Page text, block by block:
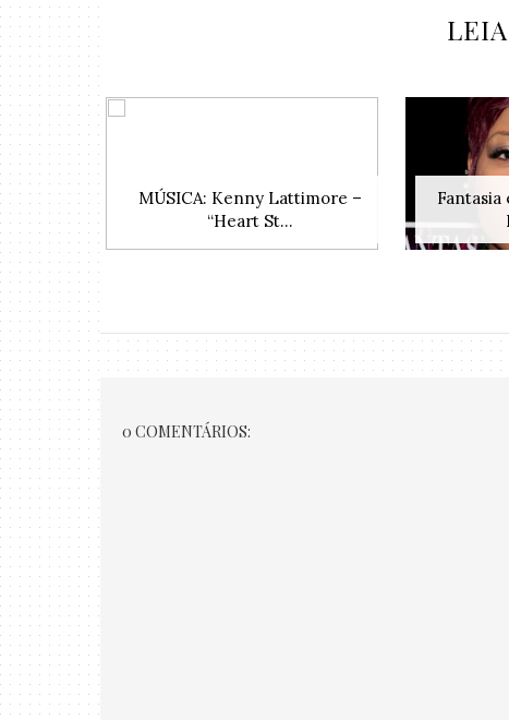
MÚSICA: Kenny Lattimore –
“Heart St...
Fantasia
0 COMENTÁRIOS: